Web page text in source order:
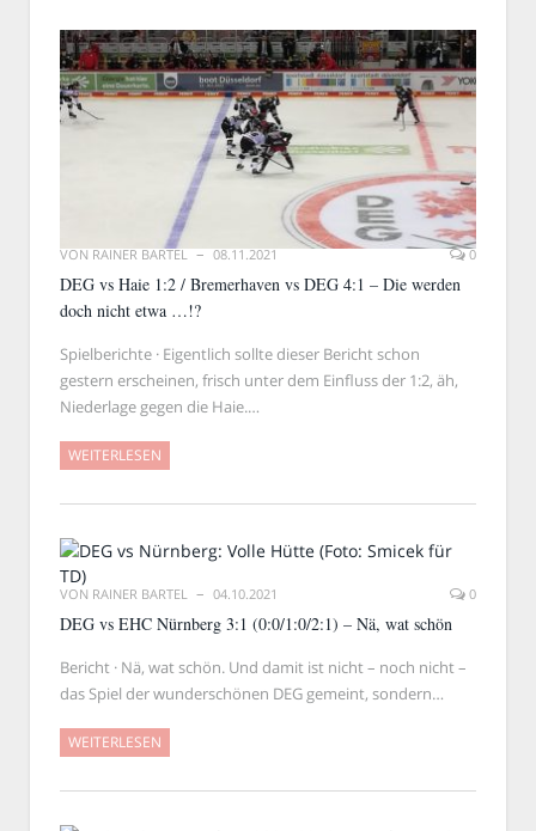
VONRAINER BARTEL 08.11.2021 0
DEG vs Haie 1:2 / Bremerhaven vs DEG 4:1 – Die werden
doch nicht etwa …!?
Spielberichte · Eigentlich sollte dieser Bericht schon
gestern erscheinen, frisch unter dem Einfluss der 1:2, äh,
Niederlage gegen die Haie.…
WEITERLESEN
VON RAINER BARTEL 04.10.2021 0
DEG vs EHC Nürnberg 3:1 (0:0/1:0/2:1) – Nä, wat schön
Bericht · Nä, wat schön. Und damit ist nicht – noch nicht –
das Spiel der wunderschönen DEG gemeint, sondern…
WEITERLESEN